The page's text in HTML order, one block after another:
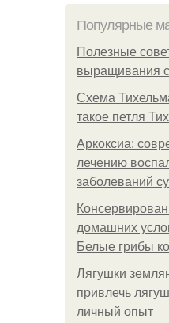
Популярные
Полезные
выращивания
Схема
такое петля
Аркоксиа:
лечению
заболеваний
домашних
Белые грибы
Лягушки
привлечь
личный опыт